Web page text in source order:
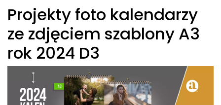
Projekty foto kalendarzy
ze zdjęciem szablony A3
rok 2024 D3